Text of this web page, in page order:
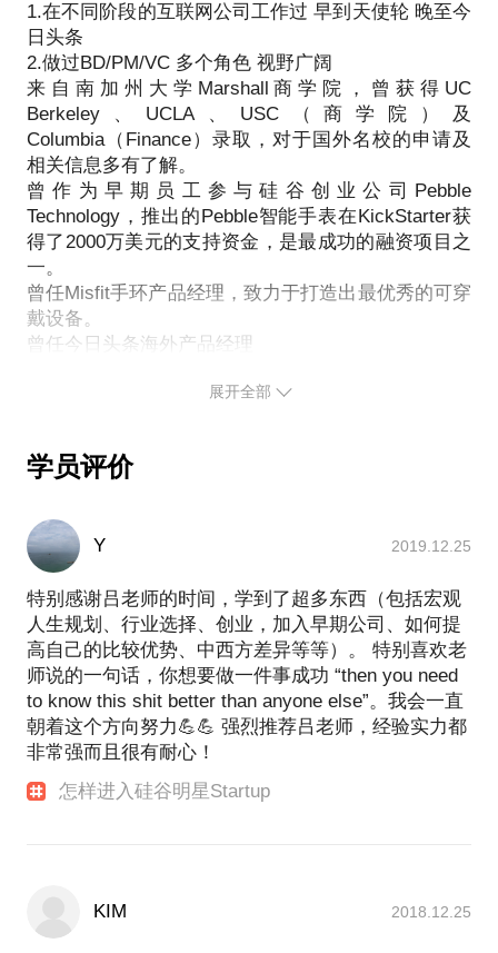
Kickstarter 众筹经验（2000w 美金）；
1.在不同阶段的互联网公司工作过 早到天使轮 晚至今
日头条
2.做过BD/PM/VC 多个角色 视野广阔
来自南加州大学Marshall商学院，曾获得UC
Berkeley、UCLA、USC（商学院）及
Columbia（Finance）录取，对于国外名校的申请及
相关信息多有了解。
曾作为早期员工参与硅谷创业公司Pebble
Technology，推出的Pebble智能手表在KickStarter获
得了2000万美元的支持资金，是最成功的融资项目之
一。
曾任Misfit手环产品经理，致力于打造出最优秀的可穿
戴设备。
曾任今日头条海外产品经理
展开全部
学员评价
Y 2019.12.25
特别感谢吕老师的时间，学到了超多东西（包括宏观
人生规划、行业选择、创业，加入早期公司、如何提
高自己的比较优势、中西方差异等等）。 特别喜欢老
师说的一句话，你想要做一件事成功 “then you need
to know this shit better than anyone else”。我会一直
朝着这个方向努力💪💪 强烈推荐吕老师，经验实力都
非常强而且很有耐心！
怎样进入硅谷明星Startup
KIM 2018.12.25